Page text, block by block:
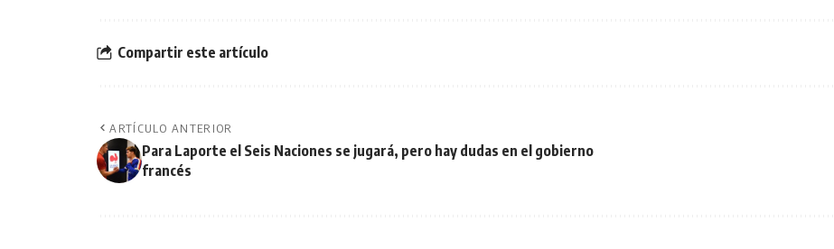
Compartir este artículo
ARTÍCULO ANTERIOR
Para Laporte el Seis Naciones se jugará, pero hay dudas en el gobierno
francés